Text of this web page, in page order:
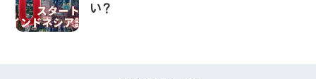
い？